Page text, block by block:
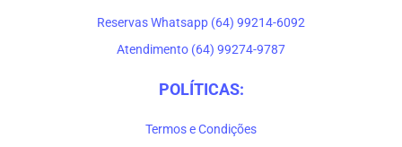
Reservas Whatsapp (64) 99214-6092
Atendimento (64) 99274-9787
POLÍTICAS:
Termos e Condições